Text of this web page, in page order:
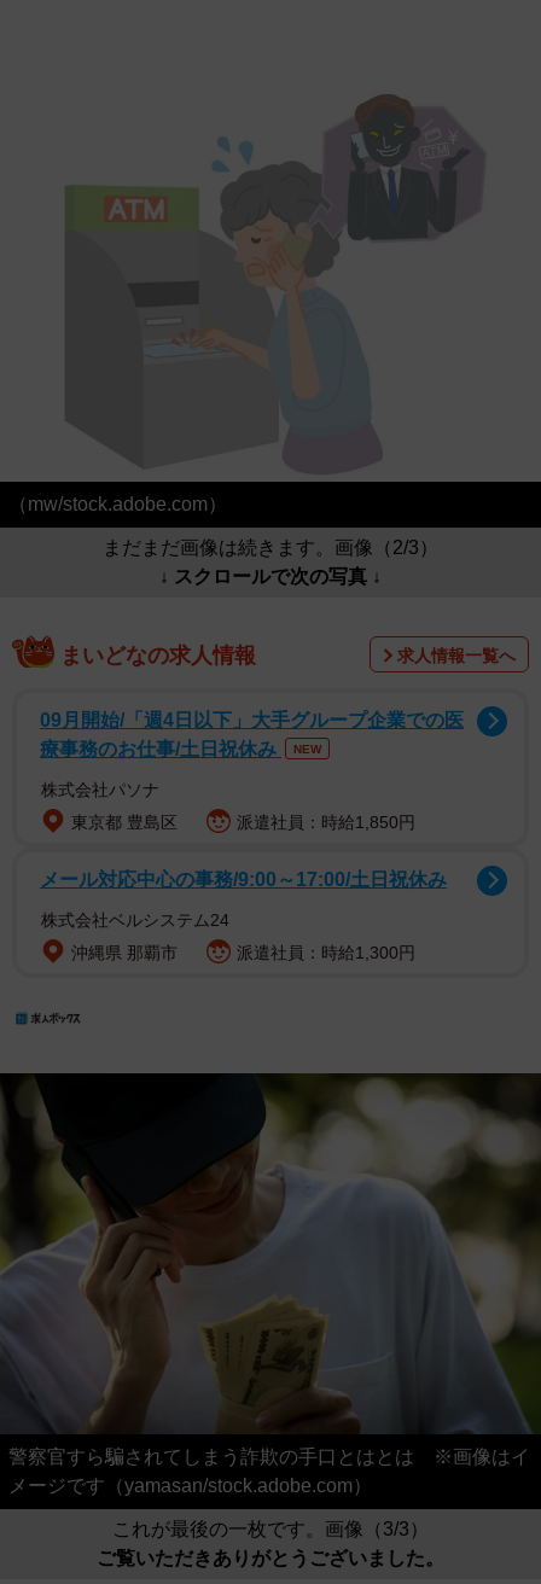
（mw/stock.adobe.com）
まだまだ画像は続きます。画像（2/3）
↓ スクロールで次の写真 ↓
まいどなの求人情報 求人情報一覧へ
09月開始/「週4日以下」大手グループ企業での医
療事務のお仕事/土日祝休み
NEW
株式会社パソナ
東京都 豊島区
派遣社員：時給1,850円
メール対応中心の事務/9:00～17:00/土日祝休み
株式会社ベルシステム24
沖縄県 那覇市
派遣社員：時給1,300円
警察官すら騙されてしまう詐欺の手口とはとは ※画像はイ
メージです（yamasan/stock.adobe.com）
これが最後の一枚です。画像（3/3）
ご覧いただきありがとうございました。